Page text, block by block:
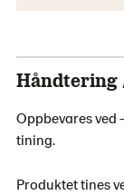
Oppbevares ved
tining.
Produktet tines